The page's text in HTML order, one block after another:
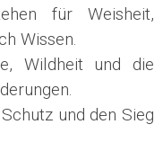
für Weisheit,
Wissen.
Wildheit und die
und den Sieg